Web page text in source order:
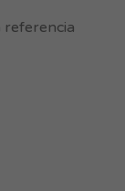
referencia